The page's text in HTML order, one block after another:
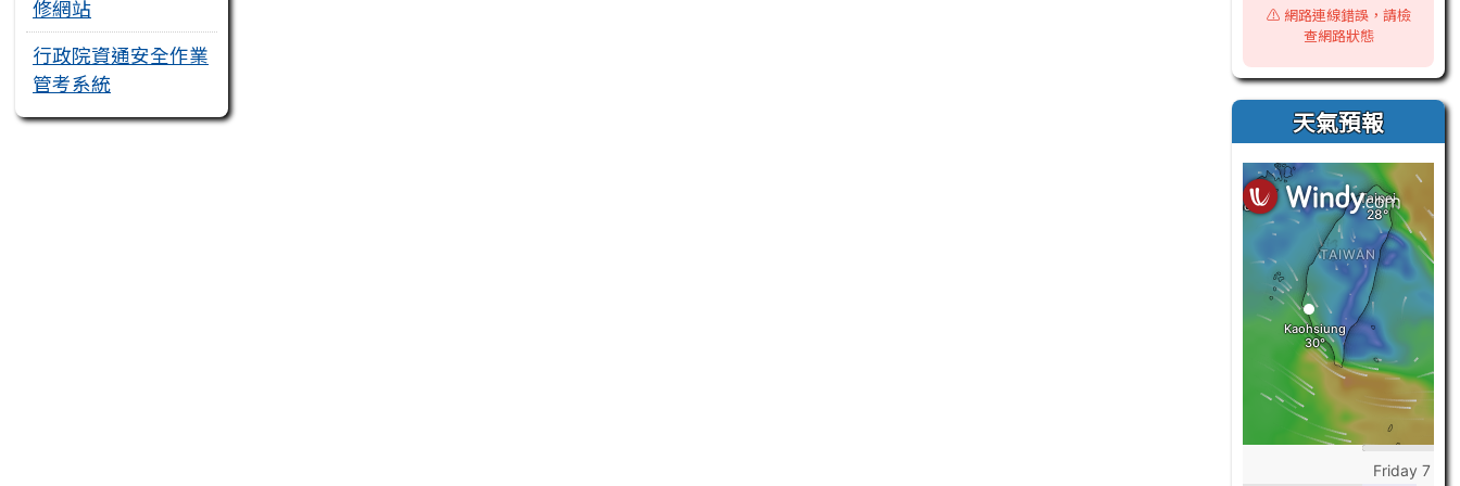
修網站
行政院資通安全作業
管考系統
⚠️ 網路連線錯誤，請檢
查網路狀態
天氣預報